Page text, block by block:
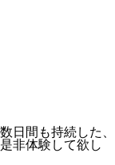
日間も持続した、
非体験して欲し